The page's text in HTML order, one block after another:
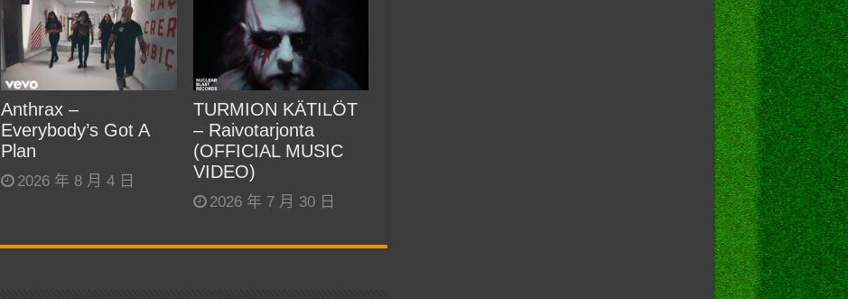
Anthrax –
Everybody’s Got A
Plan
2026 年 8 月 4 日
TURMION KÄTILÖT
– Raivotarjonta
(OFFICIAL MUSIC
VIDEO)
2026 年 7 月 30 日